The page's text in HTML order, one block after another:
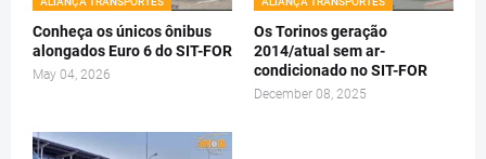
Conheça os únicos ônibus
alongados Euro 6 do SIT-FOR
May 04, 2026
Os Torinos geração
2014/atual sem ar-
condicionado no SIT-FOR
December 08, 2025